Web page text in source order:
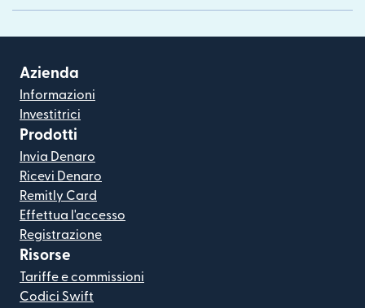
Azienda
Informazioni
Investitrici
Prodotti
Invia Denaro
Ricevi Denaro
Remitly Card
Effettua l'accesso
Registrazione
Risorse
Tariffe e commissioni
Codici Swift